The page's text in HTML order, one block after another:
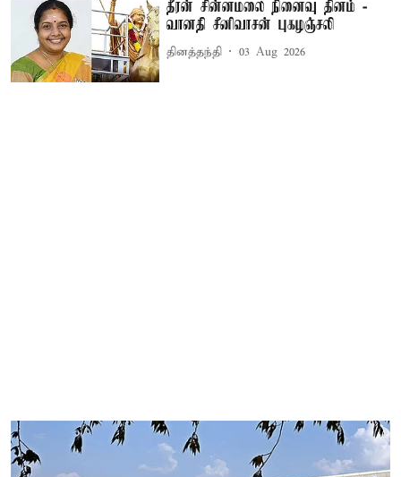
தீரன் சின்னமலை நினைவு தினம் -
வானதி சீனிவாசன் புகழஞ்சலி
தினத்தந்தி 03 Aug 2026